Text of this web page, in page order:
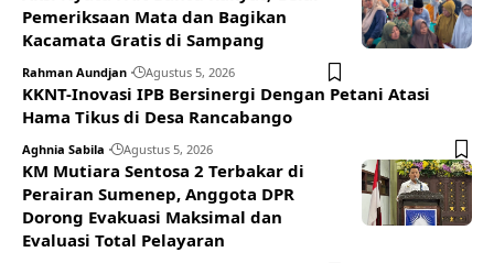
Pemeriksaan Mata dan Bagikan
Kacamata Gratis di Sampang
Rahman Aundjan Agustus 5, 2026
KKNT-Inovasi IPB Bersinergi Dengan Petani Atasi
Hama Tikus di Desa Rancabango
Aghnia Sabila Agustus 5, 2026
KM Mutiara Sentosa 2 Terbakar di
Perairan Sumenep, Anggota DPR
Dorong Evakuasi Maksimal dan
Evaluasi Total Pelayaran